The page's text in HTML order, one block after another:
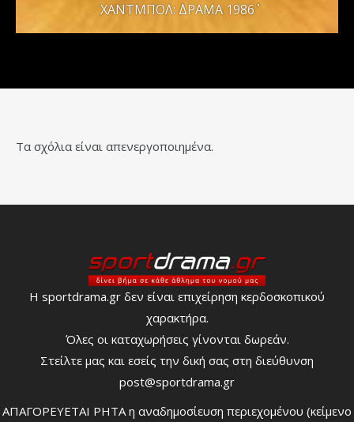
ΧΑΝΤΜΠΟΛ: ΄΄ΔΡΑΜΑ 1986΄΄
Τα σχόλια είναι απενεργοποιημένα.
Η sportdrama.gr δεν είναι επιχείρηση κερδοσκοπικού
χαρακτήρα.
Όλες οι καταχωρήσεις γίνονται δωρεάν.
Στείλτε μας και εσείς την δική σας στη διεύθυνση
post@sportdrama.gr
ΑΠΑΓΟΡΕΥΕΤΑΙ ΡΗΤΑ η αναδημοσίευση περιεχομένου (κείμενο